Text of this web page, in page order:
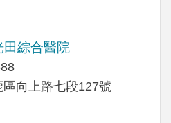
田綜合醫院
向上路七段127號